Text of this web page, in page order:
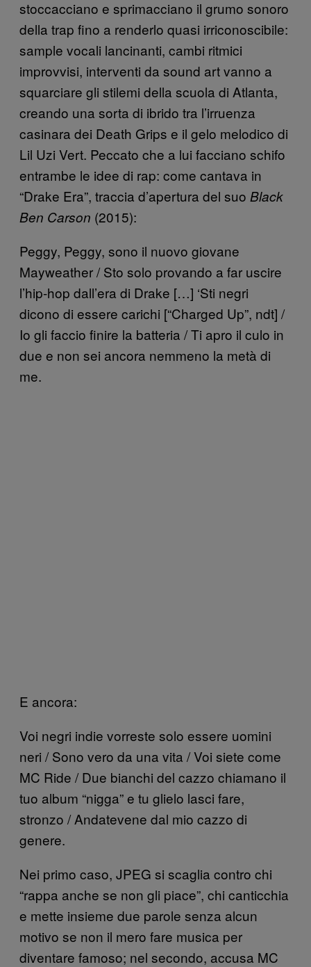
stoccacciano e sprimacciano il grumo sonoro
della trap fino a renderlo quasi irriconoscibile:
sample vocali lancinanti, cambi ritmici
improvvisi, interventi da sound art vanno a
squarciare gli stilemi della scuola di Atlanta,
creando una sorta di ibrido tra l’irruenza
casinara dei Death Grips e il gelo melodico di
Lil Uzi Vert. Peccato che a lui facciano schifo
entrambe le idee di rap: come cantava in
“Drake Era”, traccia d’apertura del suo Black
Ben Carson (2015):
Peggy, Peggy, sono il nuovo giovane
Mayweather / Sto solo provando a far uscire
l’hip-hop dall’era di Drake […] ‘Sti negri
dicono di essere carichi [“Charged Up”, ndt] /
Io gli faccio finire la batteria / Ti apro il culo in
due e non sei ancora nemmeno la metà di
me.
E ancora:
Voi negri indie vorreste solo essere uomini
neri / Sono vero da una vita / Voi siete come
MC Ride / Due bianchi del cazzo chiamano il
tuo album “nigga” e tu glielo lasci fare,
stronzo / Andatevene dal mio cazzo di
genere.
Nei primo caso, JPEG si scaglia contro chi
“rappa anche se non gli piace”, chi canticchia
e mette insieme due parole senza alcun
motivo se non il mero fare musica per
diventare famoso; nel secondo, accusa MC